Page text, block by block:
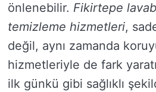
önlenebilir. Fikirtepe
temizleme hizmetleri,
değil, aynı zamanda
hizmetleriyle de fark
ilk günkü gibi sağlıklı